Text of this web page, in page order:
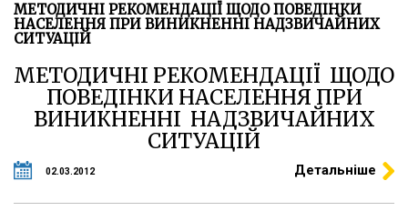
МЕТОДИЧНІ РЕКОМЕНДАЦІЇ ЩОДО ПОВЕДІНКИ
НАСЕЛЕННЯ ПРИ ВИНИКНЕННІ НАДЗВИЧАЙНИХ
СИТУАЦІЙ
МЕТОДИЧНІ РЕКОМЕНДАЦІЇ ЩОДО
ПОВЕДІНКИ НАСЕЛЕННЯ ПРИ
ВИНИКНЕННІ НАДЗВИЧАЙНИХ
СИТУАЦІЙ
02.03.2012 Детальніше